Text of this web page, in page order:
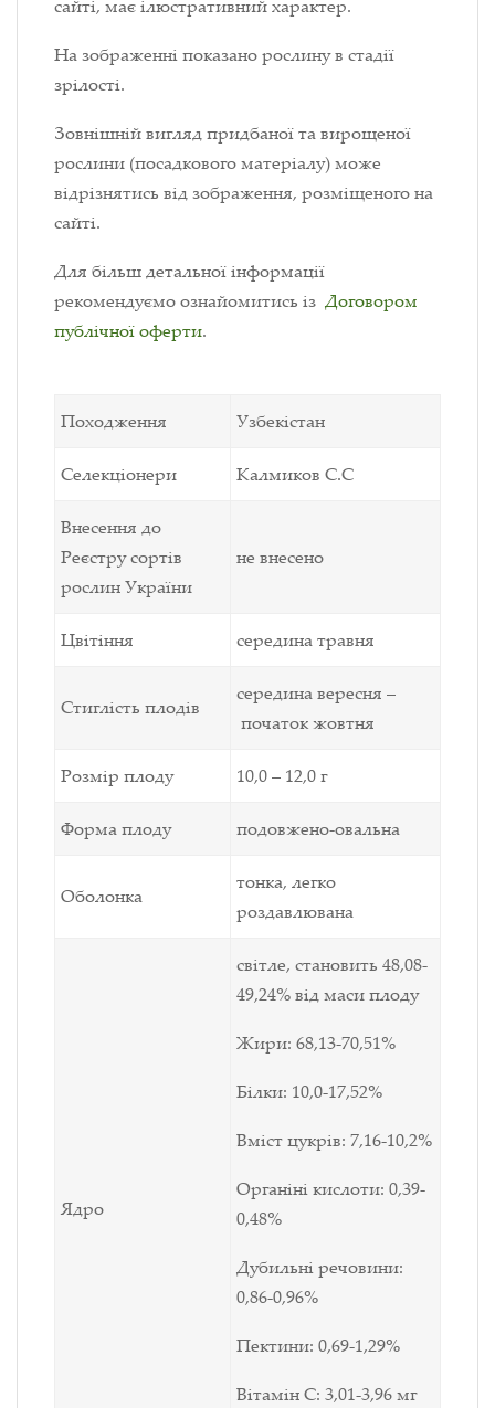
сайті, має ілюстративний характер.
На зображенні показано рослину в стадії
зрілості.
Зовнішній вигляд придбаної та вирощеної
рослини (посадкового матеріалу) може
відрізнятись від зображення, розміщеного на
сайті.
Для більш детальної інформації
рекомендуємо ознайомитись із Договором
публічної оферти.
Походження Узбекістан
Селекціонери Калмиков С.С
Внесення до
Реєстру сортів
рослин України
не внесено
Цвітіння середина травня
Стиглість плодів
середина вересня –
початок жовтня
Розмір плоду 10,0 – 12,0 г
Форма плоду подовжено-овальна
Оболонка
тонка, легко
роздавлювана
Ядро
світле, становить 48,08-
49,24% від маси плоду
Жири: 68,13-70,51%
Білки: 10,0-17,52%
Вміст цукрів: 7,16-10,2%
Органіні кислоти: 0,39-
0,48%
Дубильні речовини:
0,86-0,96%
Пектини: 0,69-1,29%
Вітамін С: 3,01-3,96 мг